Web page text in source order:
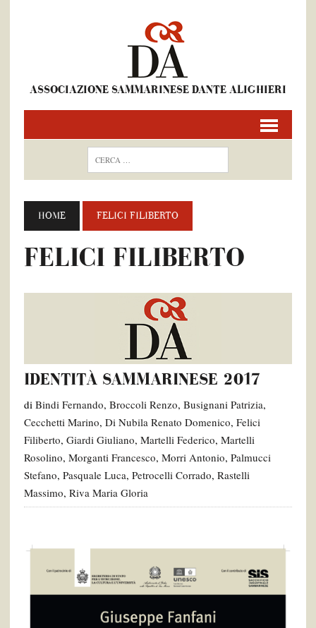
ASSOCIAZIONE SAMMARINESE DANTE ALIGHIERI
HOME FELICI FILIBERTO
FELICI FILIBERTO
IDENTITÀ SAMMARINESE 2017
di Bindi Fernando, Broccoli Renzo, Busignani Patrizia,
Cecchetti Marino, Di Nubila Renato Domenico, Felici
Filiberto, Giardi Giuliano, Martelli Federico, Martelli
Rosolino, Morganti Francesco, Morri Antonio, Palmucci
Stefano, Pasquale Luca, Petrocelli Corrado, Rastelli
Massimo, Riva Maria Gloria